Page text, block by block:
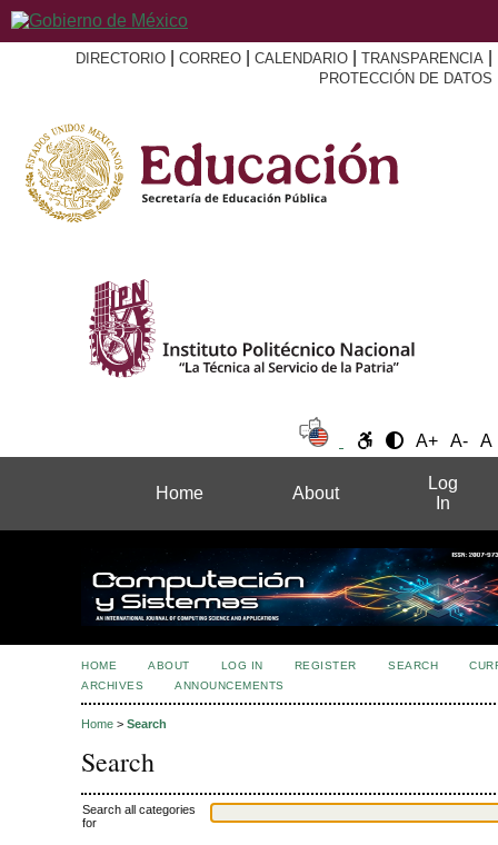
DIRECTORIO CORREO CALENDARIO TRANSPARENCIA
PROTECCIÓN DE DATOS
A+ A- A
Home About
Log
In
HOME ABOUT LOG IN REGISTER SEARCH
ARCHIVES
ANNOUNCEMENTS
Home > Search
Search
Search all categories
for